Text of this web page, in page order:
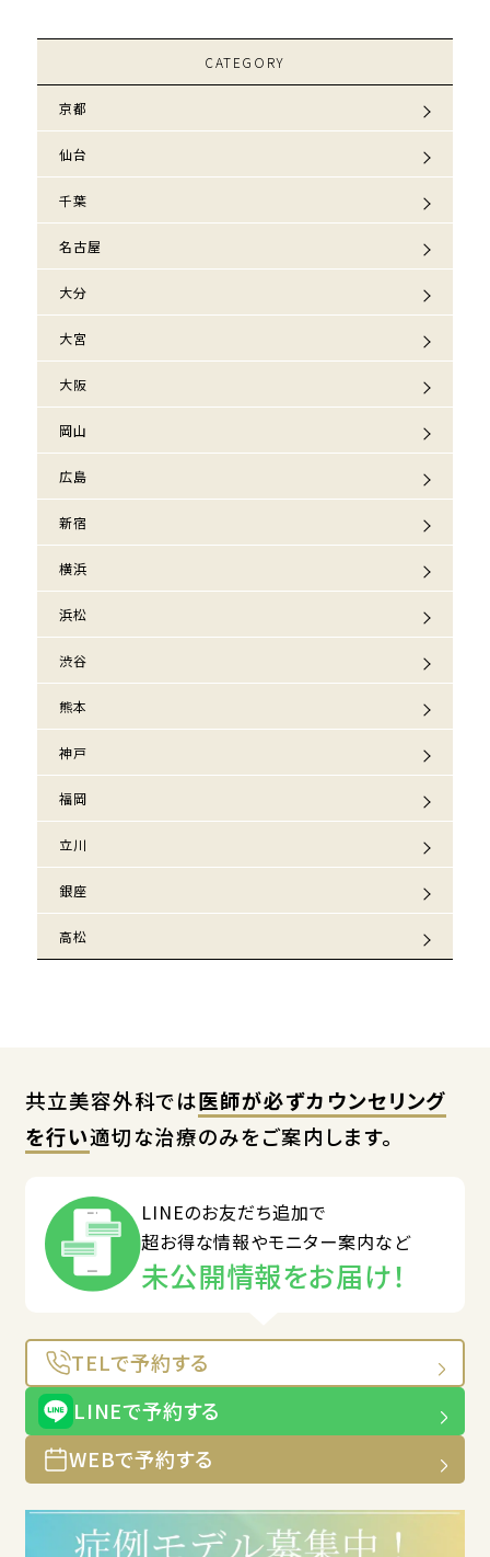
CATEGORY
京都
仙台
千葉
名古屋
大分
大宮
大阪
岡山
広島
新宿
横浜
浜松
渋谷
熊本
神戸
福岡
立川
銀座
高松
共立美容外科では医師が必ずカウンセリング
を行い適切な治療のみをご案内します。
LINEのお友だち追加で
超お得な情報やモニター案内など
未公開情報をお届け！
TELで予約する
LINEで予約する
WEBで予約する